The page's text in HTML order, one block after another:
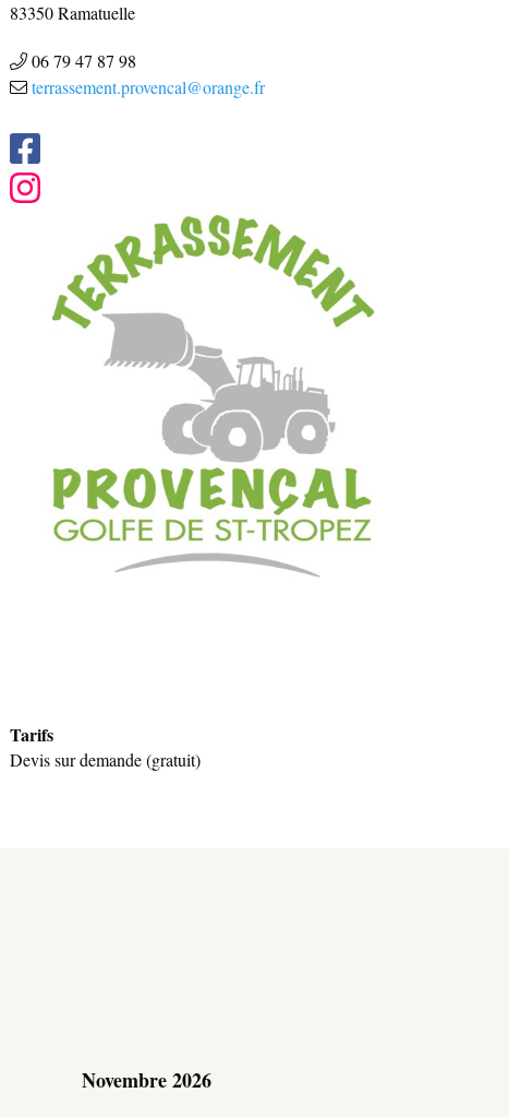
83350 Ramatuelle
06 79 47 87 98
terrassement.provencal@orange.fr
Tarifs
Devis sur demande (gratuit)
Novembre 2026